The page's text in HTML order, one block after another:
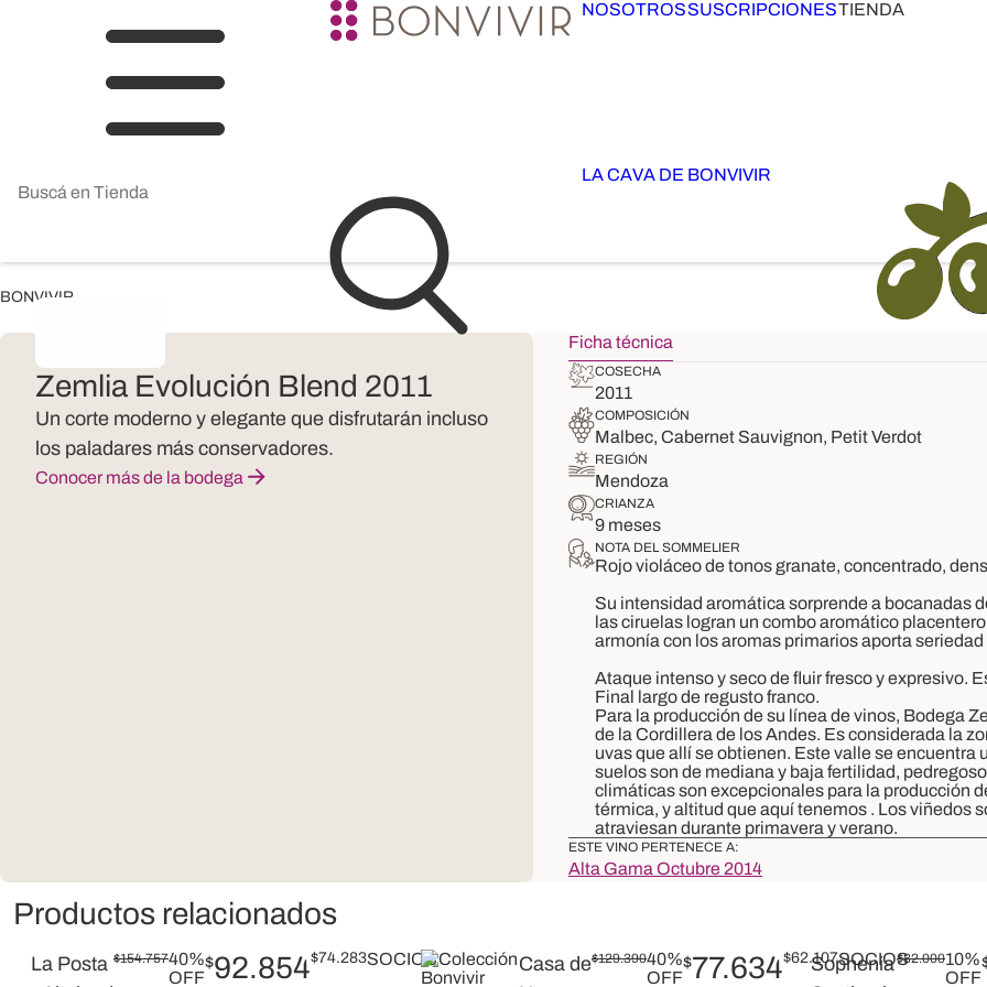
NOSOTROSSUSCRIPCIONESTIENDA
LA CAVA DE BONVIVIR
BONVIVIR
Zemlia Evolución Blend 2011
Un corte moderno y elegante que disfrutarán incluso
los paladares más conservadores.
Conocer más de la bodega
Ficha técnica
COSECHA
2011
COMPOSICIÓN
Malbec, Cabernet Sauvignon, Petit Verdot
REGIÓN
Mendoza
CRIANZA
9 meses
NOTA DEL SOMMELIER
Rojo violáceo de tonos granate, concentrado,
Su intensidad aromática sorprende a bocanadas
las ciruelas logran un combo aromático
armonía con los aromas primarios aporta
Ataque intenso y seco de fluir fresco y expresivo.
Final largo de regusto franco.
Para la producción de su línea de vinos, Bodega
de la Cordillera de los Andes. Es considerada la
uvas que allí se obtienen. Este valle se
suelos son de mediana y baja fertilidad,
climáticas son excepcionales para la producción
térmica, y altitud que aquí tenemos . Los viñedos
atraviesan durante primavera y verano.
ESTE VINO PERTENECE A:
Alta Gama Octubre 2014
Productos relacionados
La Posta $154.75740%
OFF
$92.854$74.283SOCIOS
Casa de$129.39040%
OFF
$77.634$62.107SOCIOS
Sophenia$82.00010%
OFF